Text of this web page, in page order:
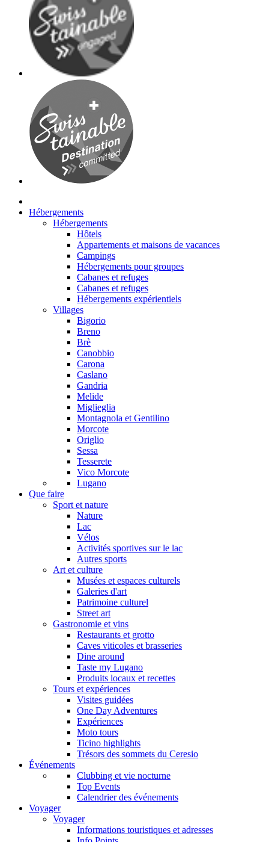
Hébergements
Hébergements
Hôtels
Appartements et maisons de vacances
Campings
Hébergements pour groupes
Cabanes et refuges
Cabanes et refuges
Hébergements expérientiels
Villages
Bigorio
Breno
Brè
Canobbio
Carona
Caslano
Gandria
Melide
Miglieglia
Montagnola et Gentilino
Morcote
Origlio
Sessa
Tesserete
Vico Morcote
Lugano
Que faire
Sport et nature
Nature
Lac
Vélos
Activités sportives sur le lac
Autres sports
Art et culture
Musées et espaces culturels
Galeries d'art
Patrimoine culturel
Street art
Gastronomie et vins
Restaurants et grotto
Caves viticoles et brasseries
Dine around
Taste my Lugano
Produits locaux et recettes
Tours et expériences
Visites guidées
One Day Adventures
Expériences
Moto tours
Ticino highlights
Trésors des sommets du Ceresio
Événements
Clubbing et vie nocturne
Top Events
Calendrier des événements
Voyager
Voyager
Informations touristiques et adresses